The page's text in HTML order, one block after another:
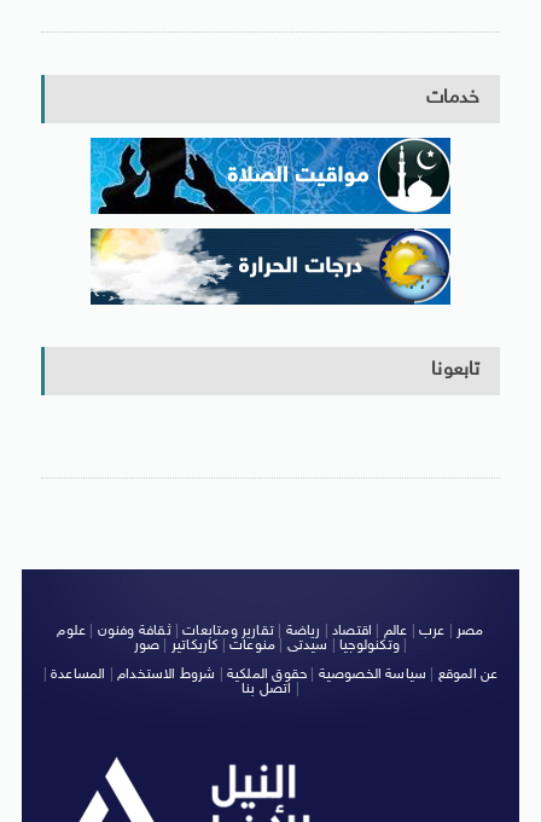
خدمات
تابعونا
مصر عرب عالم اقتصاد رياضة |تقارير ومتابعات|ثقافة وفنون
علوم
وتكنولوجيا| سيدتى منوعات كاريكاتير صور
|
عن الموقع
سياسة الخصوصية حقوق الملكية شروط الاستخدام| المساعدة|
اتصل بنا